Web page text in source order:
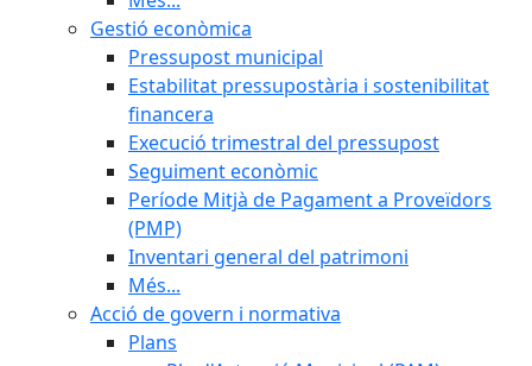
Gestió econòmica
Pressupost municipal
Estabilitat pressupostària i sostenibilitat
financera
Execució trimestral del pressupost
Seguiment econòmic
Període Mitjà de Pagament a Proveïdors
(PMP)
Inventari general del patrimoni
Més...
Acció de govern i normativa
Plans